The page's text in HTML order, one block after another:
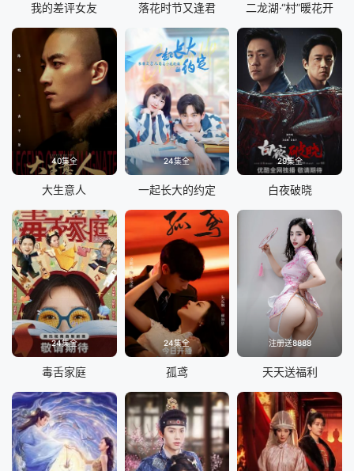
我的差评女友 落花时节又逢君 二龙湖·“村”暖花开
40集全
大生意人
24集全
一起长大的约定
29集全
白夜破晓
24集全
毒舌家庭
24集全
孤鸢
注册送8888
天天送福利